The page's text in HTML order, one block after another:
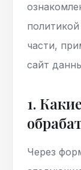
части,
сайт
1.
Через